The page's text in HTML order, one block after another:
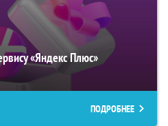
«Яндекс Плюс»
ПОДРОБНЕЕ